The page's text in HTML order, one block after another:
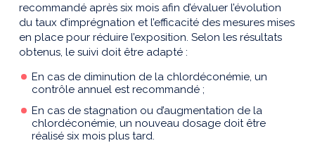
recommandé après six mois afin d’évaluer l’évolution
du taux d’imprégnation et l’efficacité des mesures mises
en place pour réduire l’exposition. Selon les résultats
obtenus, le suivi doit être adapté :
En cas de diminution de la chlordéconémie, un
contrôle annuel est recommandé ;
En cas de stagnation ou d’augmentation de la
chlordéconémie, un nouveau dosage doit être
réalisé six mois plus tard.